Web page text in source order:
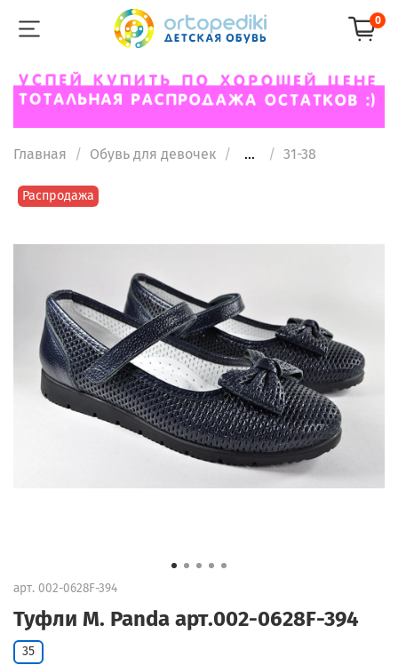
0
Главная Обувь для девочек ... 31-38
Распродажа
арт. 002-0628F-394
Туфли M. Panda арт.002-0628F-394
35